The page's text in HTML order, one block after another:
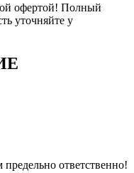
офертой! Полный
уточняйте у
ответственно!